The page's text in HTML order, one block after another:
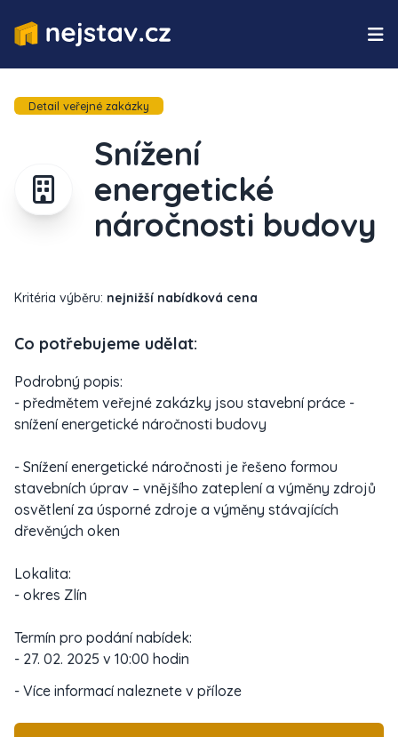
Detail veřejné zakázky
Snížení
energetické
náročnosti budovy
Kritéria výběru: nejnižší nabídková cena
Co potřebujeme udělat:
Podrobný popis:
- předmětem veřejné zakázky jsou stavební práce -
snížení energetické náročnosti budovy
- Snížení energetické náročnosti je řešeno formou
stavebních úprav – vnějšího zateplení a výměny zdrojů
osvětlení za úsporné zdroje a výměny stávajících
dřevěných oken
Lokalita:
- okres Zlín
Termín pro podání nabídek:
- 27. 02. 2025 v 10:00 hodin
- Více informací naleznete v příloze